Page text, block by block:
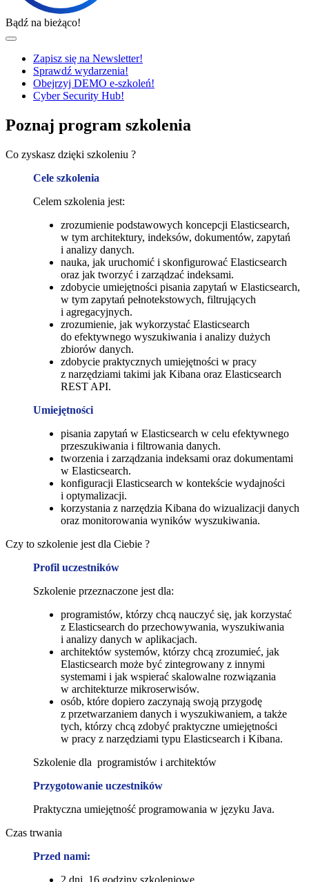
Bądź na bieżąco!
Zapisz się na Newsletter!
Sprawdź wydarzenia!
Obejrzyj DEMO e-szkoleń!
Cyber Security Hub!
Poznaj program szkolenia
Co zyskasz dzięki szkoleniu ?
Cele szkolenia
Celem szkolenia jest:
zrozumienie podstawowych koncepcji Elasticsearch,
w tym architektury, indeksów, dokumentów, zapytań
i analizy danych.
nauka, jak uruchomić i skonfigurować Elasticsearch
oraz jak tworzyć i zarządzać indeksami.
zdobycie umiejętności pisania zapytań w Elasticsearch,
w tym zapytań pełnotekstowych, filtrujących
i agregacyjnych.
zrozumienie, jak wykorzystać Elasticsearch
do efektywnego wyszukiwania i analizy dużych
zbiorów danych.
zdobycie praktycznych umiejętności w pracy
z narzędziami takimi jak Kibana oraz Elasticsearch
REST API.
Umiejętności
pisania zapytań w Elasticsearch w celu efektywnego
przeszukiwania i filtrowania danych.
tworzenia i zarządzania indeksami oraz dokumentami
w Elasticsearch.
konfiguracji Elasticsearch w kontekście wydajności
i optymalizacji.
korzystania z narzędzia Kibana do wizualizacji danych
oraz monitorowania wyników wyszukiwania.
Czy to szkolenie jest dla Ciebie ?
Profil uczestników
Szkolenie przeznaczone jest dla:
programistów, którzy chcą nauczyć się, jak korzystać
z Elasticsearch do przechowywania, wyszukiwania
i analizy danych w aplikacjach.
architektów systemów, którzy chcą zrozumieć, jak
Elasticsearch może być zintegrowany z innymi
systemami i jak wspierać skalowalne rozwiązania
w architekturze mikroserwisów.
osób, które dopiero zaczynają swoją przygodę
z przetwarzaniem danych i wyszukiwaniem, a także
tych, którzy chcą zdobyć praktyczne umiejętności
w pracy z narzędziami typu Elasticsearch i Kibana.
Szkolenie dla programistów i architektów
Przygotowanie uczestników
Praktyczna umiejętność programowania w języku Java.
Czas trwania
Przed nami:
2 dni, 16 godziny szkoleniowe